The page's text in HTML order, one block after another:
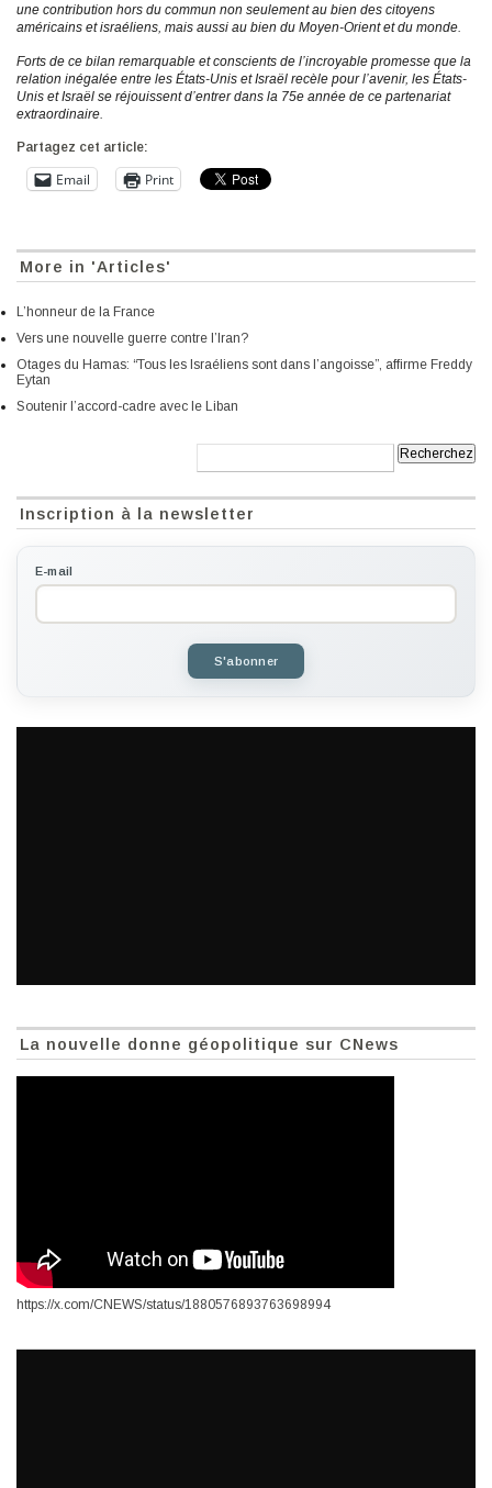
une contribution hors du commun non seulement au bien des citoyens
américains et israéliens, mais aussi au bien du Moyen-Orient et du monde.
Forts de ce bilan remarquable et conscients de l’incroyable promesse que la
relation inégalée entre les États-Unis et Israël recèle pour l’avenir, les États-
Unis et Israël se réjouissent d’entrer dans la 75e année de ce partenariat
extraordinaire.
Partagez cet article:
Email Print
More in 'Articles'
L’honneur de la France
Vers une nouvelle guerre contre l’Iran?
Otages du Hamas: “Tous les Israéliens sont dans l’angoisse”, affirme Freddy
Eytan
Soutenir l’accord-cadre avec le Liban
Inscription à la newsletter
E-mail
S'abonner
La nouvelle donne géopolitique sur CNews
https://x.com/CNEWS/status/1880576893763698994